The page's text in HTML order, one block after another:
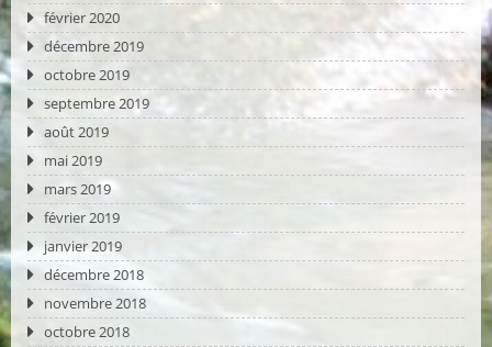
février 2020
décembre 2019
octobre 2019
septembre 2019
août 2019
mai 2019
mars 2019
février 2019
janvier 2019
décembre 2018
novembre 2018
octobre 2018